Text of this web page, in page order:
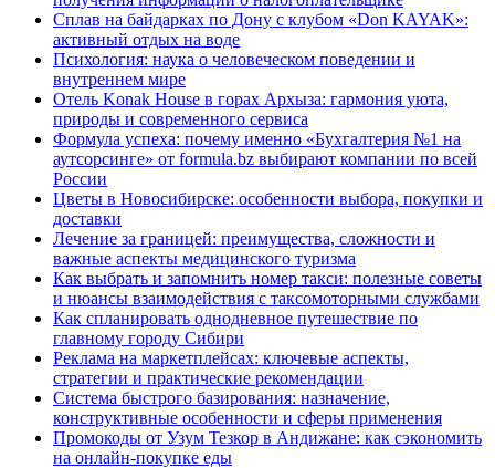
Сплав на байдарках по Дону с клубом «Don KAYAK»:
активный отдых на воде
Психология: наука о человеческом поведении и
внутреннем мире
Отель Konak House в горах Архыза: гармония уюта,
природы и современного сервиса
Формула успеха: почему именно «Бухгалтерия №1 на
аутсорсинге» от formula.bz выбирают компании по всей
России
Цветы в Новосибирске: особенности выбора, покупки и
доставки
Лечение за границей: преимущества, сложности и
важные аспекты медицинского туризма
Как выбрать и запомнить номер такси: полезные советы
и нюансы взаимодействия с таксомоторными службами
Как спланировать однодневное путешествие по
главному городу Сибири
Реклама на маркетплейсах: ключевые аспекты,
стратегии и практические рекомендации
Система быстрого базирования: назначение,
конструктивные особенности и сферы применения
Промокоды от Узум Тезкор в Андижане: как сэкономить
на онлайн-покупке еды